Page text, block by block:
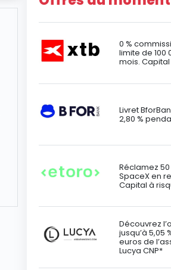
0 %
limite de 100
mois.
Livret
2,80 %
Réclamez
SpaceX en
Capital à
Découvrez
jusqu’à 5,05
euros de
Lucya CNP*